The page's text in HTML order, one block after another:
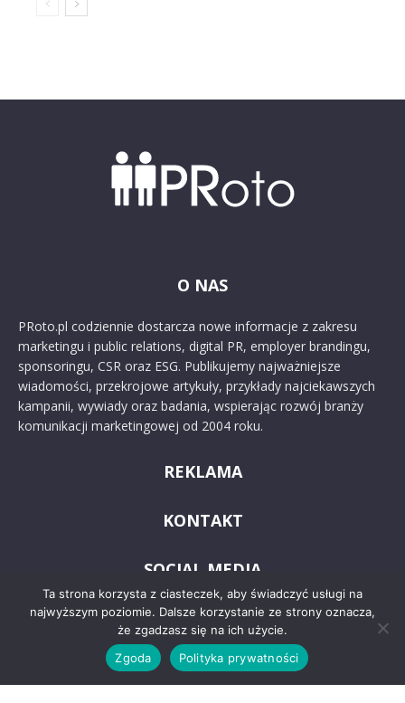
O NAS
PRoto.pl codziennie dostarcza nowe informacje z zakresu
marketingu i public relations, digital PR, employer brandingu,
sponsoringu, CSR oraz ESG. Publikujemy najważniejsze
wiadomości, przekrojowe artykuły, przykłady najciekawszych
kampanii, wywiady oraz badania, wspierając rozwój branży
komunikacji marketingowej od 2004 roku.
REKLAMA
KONTAKT
SOCIAL MEDIA
Ta strona korzysta z ciasteczek, aby świadczyć usługi na
najwyższym poziomie. Dalsze korzystanie ze strony oznacza,
że zgadzasz się na ich użycie.
Zgoda
Polityka prywatności